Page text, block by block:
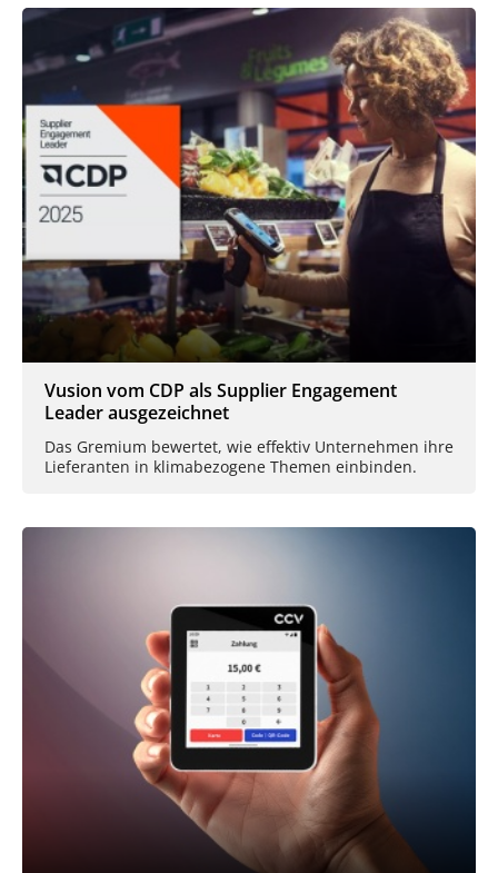
Vusion vom CDP als Supplier Engagement
Leader ausgezeichnet
Das Gremium bewertet, wie effektiv Unternehmen ihre
Lieferanten in klimabezogene Themen einbinden.